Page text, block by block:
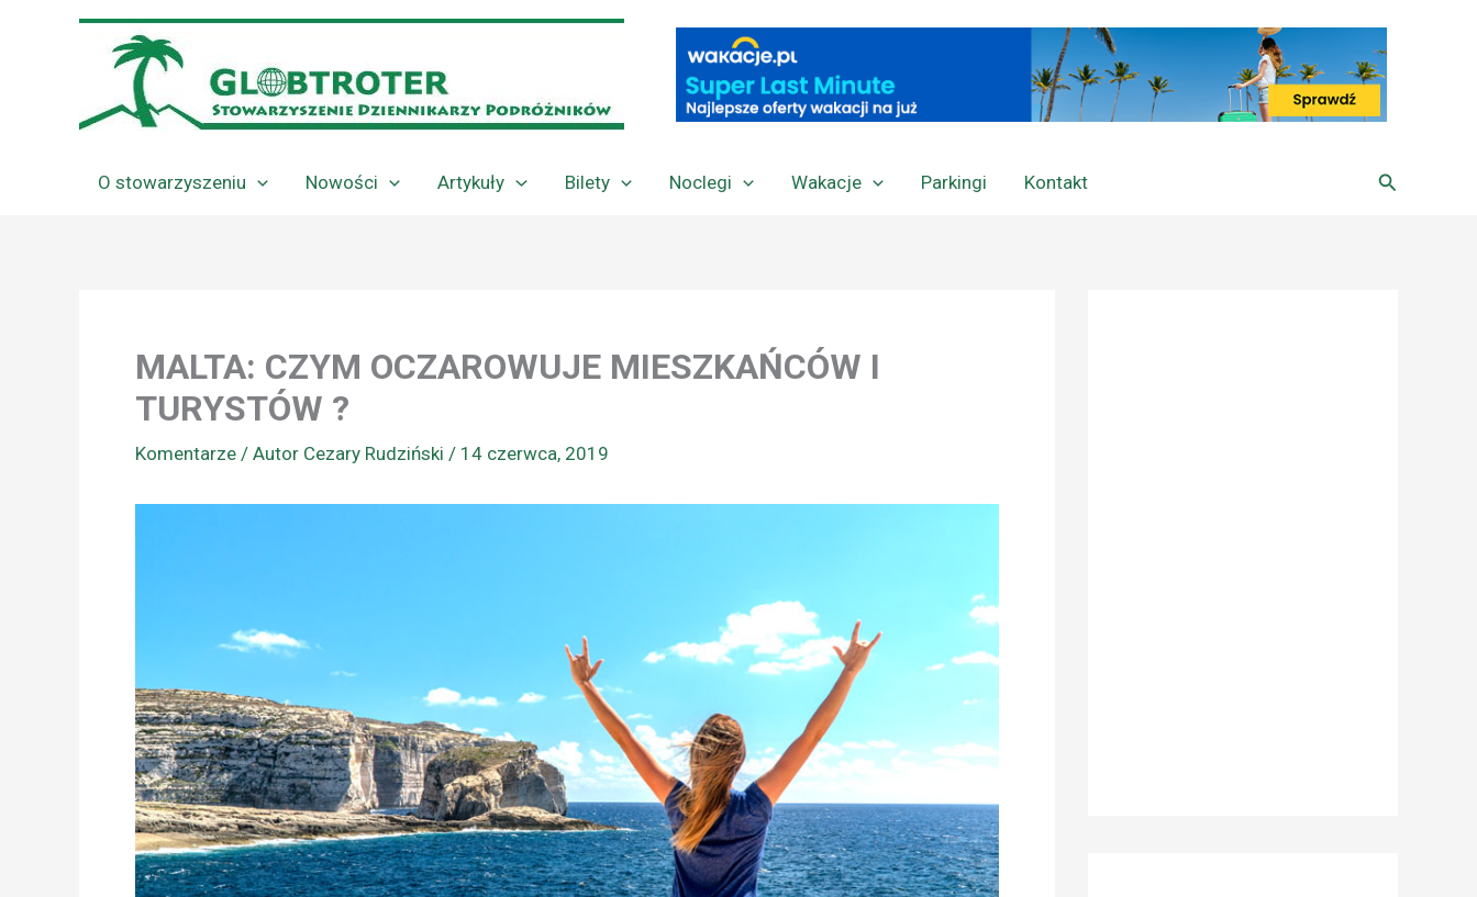
O stowarzyszeniu Nowości Artykuły Bilety Noclegi Wakacje Parkingi Kontakt Szukaj
MALTA: CZYM OCZAROWUJE MIESZKAŃCÓW I
TURYSTÓW ?
Komentarze / Autor Cezary Rudziński / 14 czerwca, 2019